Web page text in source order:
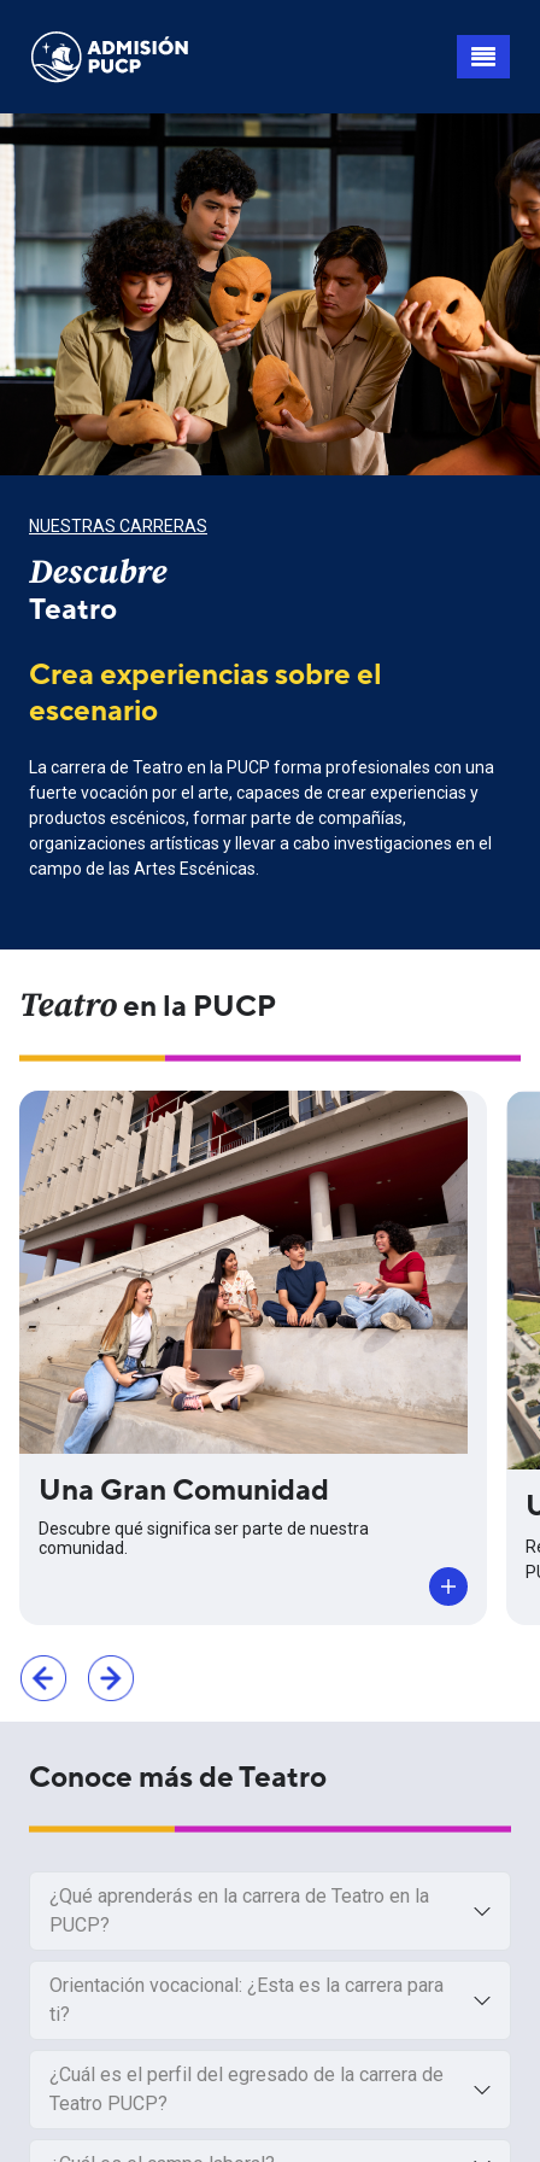
contenido
principal
NUESTRAS CARRERAS
Descubre
Teatro
Crea experiencias sobre el
escenario
La carrera de Teatro en la PUCP forma profesionales con una
fuerte vocación por el arte, capaces de crear experiencias y
productos escénicos, formar parte de compañías,
organizaciones artísticas y llevar a cabo investigaciones en el
campo de las Artes Escénicas.
Teatroen la PUCP
Una Gran Comunidad
Descubre qué significa ser parte de nuestra
comunidad.
Conoce más de Teatro
¿Qué aprenderás en la carrera de Teatro en la
PUCP?
Orientación vocacional: ¿Esta es la carrera para
ti?
¿Cuál es el perfil del egresado de la carrera de
Teatro PUCP?